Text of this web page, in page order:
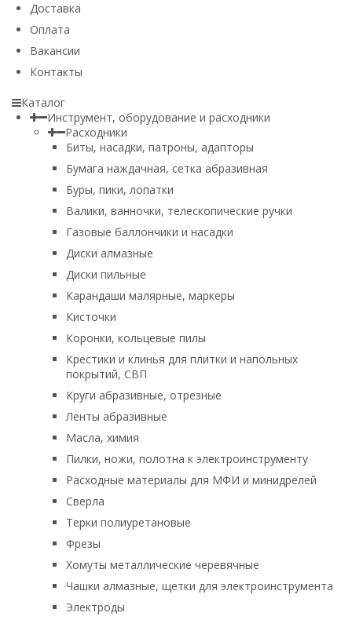
Доставка
Оплата
Вакансии
Контакты
Каталог
Инструмент, оборудование и расходники
Расходники
Биты, насадки, патроны, адапторы
Бумага наждачная, сетка абразивная
Буры, пики, лопатки
Валики, ванночки, телескопические ручки
Газовые баллончики и насадки
Диски алмазные
Диски пильные
Карандаши малярные, маркеры
Кисточки
Коронки, кольцевые пилы
Крестики и клинья для плитки и напольных
покрытий, СВП
Круги абразивные, отрезные
Ленты абразивные
Масла, химия
Пилки, ножи, полотна к электроинструменту
Расходные материалы для МФИ и минидрелей
Сверла
Терки полиуретановые
Фрезы
Хомуты металлические черевячные
Чашки алмазные, щетки для электроинструмента
Электроды